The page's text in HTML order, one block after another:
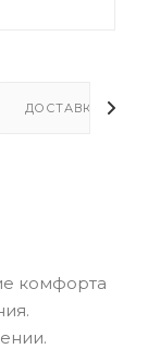
ДОСТАВКА
комфорта